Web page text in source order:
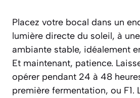
Placez votre bocal dans un
lumière directe du soleil, à
ambiante stable, idéalement
Et maintenant, patience.
opérer pendant 24 à 48
première fermentation, ou F1.